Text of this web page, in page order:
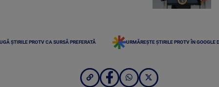
ȘTIRILE PROTV CA SURSĂ PREFERATĂ URMĂREȘTE ȘTIRILE PROTV ÎN GOOGLE